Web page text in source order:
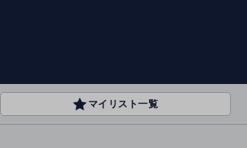
マイリスト一覧